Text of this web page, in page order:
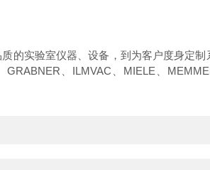
的实验室仪器、设备，到为客户度身定
GRABNER ILMVAC MIELE